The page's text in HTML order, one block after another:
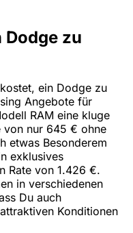
zu
ein Dodge zu
Angebote für
RAM eine kluge
von nur 645 € ohne
etwas Besonderem
exklusives
Rate von 1.426 €.
in verschiedenen
Du auch
Konditionen